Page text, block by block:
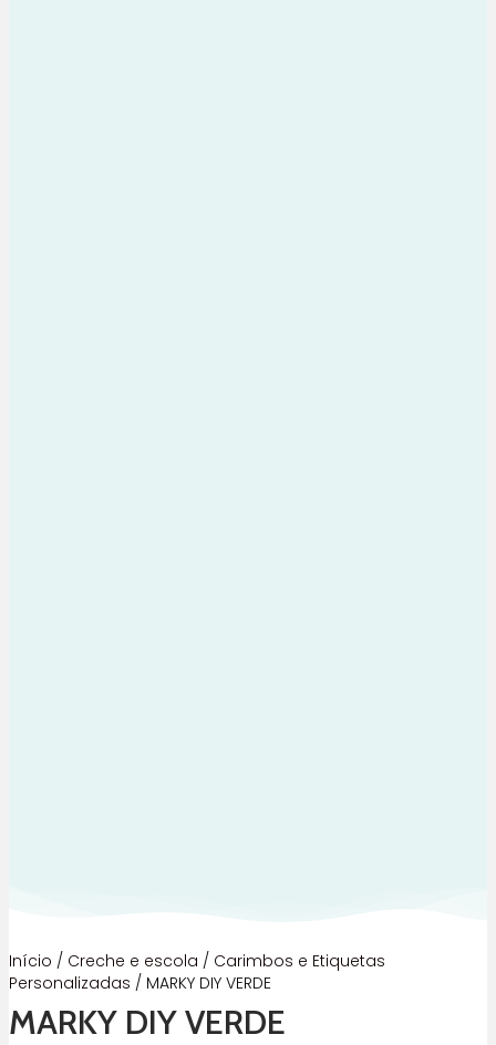
Início / Creche e escola / Carimbos e Etiquetas
Personalizadas / MARKY DIY VERDE
MARKY DIY VERDE